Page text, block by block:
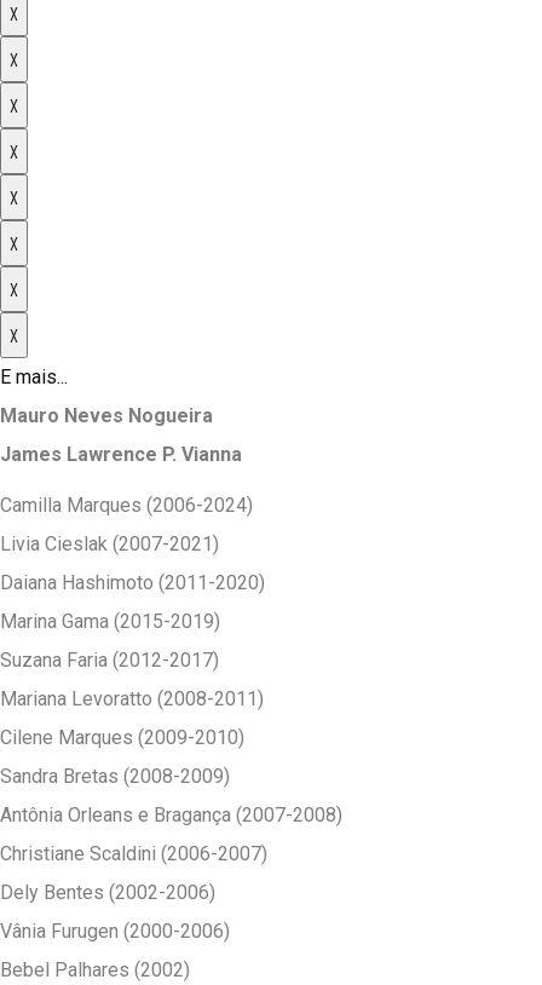
X
X
X
X
X
X
X
X
E mais...
Mauro Neves Nogueira
James Lawrence P. Vianna
Camilla Marques (2006-2024)
Livia Cieslak (2007-2021)
Daiana Hashimoto (2011-2020)
Marina Gama (2015-2019)
Suzana Faria (2012-2017)
Mariana Levoratto (2008-2011)
Cilene Marques (2009-2010)
Sandra Bretas (2008-2009)
Antônia Orleans e Bragança (2007-2008)
Christiane Scaldini (2006-2007)
Dely Bentes (2002-2006)
Vânia Furugen (2000-2006)
Bebel Palhares (2002)